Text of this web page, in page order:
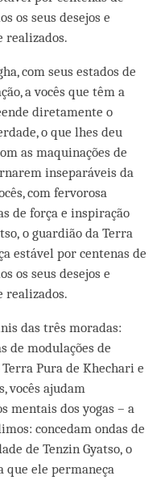
os seus desejos e
realizados.
com seus estados de
a vocês que têm a
diretamente o
o que lhes deu
as maquinações de
inseparáveis da
com fervorosa
de força e inspiração
o guardião da Terra
estável por centenas de
os seus desejos e
realizados.
das três moradas:
de modulações de
Pura de Khechari e
vocês ajudam
mentais dos yogas – a
concedam ondas de
de Tenzin Gyatso, o
que ele permaneça